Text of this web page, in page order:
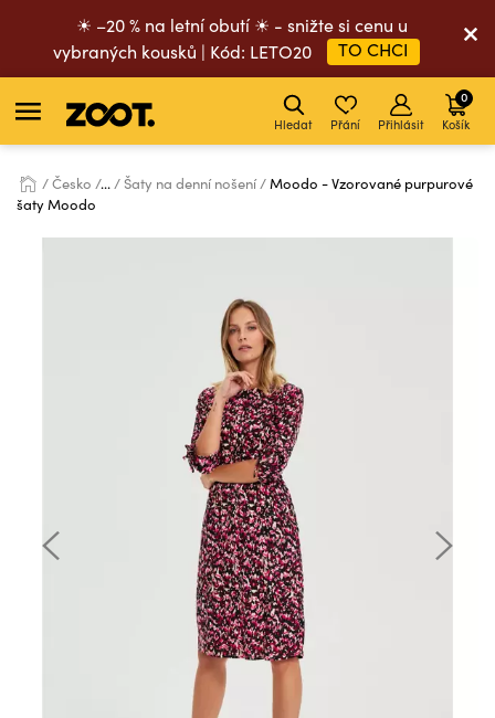
☀ –20 % na letní obutí ☀ - snižte si cenu u
vybraných kousků | Kód: LETO20
TO CHCI
Hledat Přání Přihlásit Košík
0
Česko ... Šaty na denní nošení
Moodo - Vzorované purpurové
šaty Moodo